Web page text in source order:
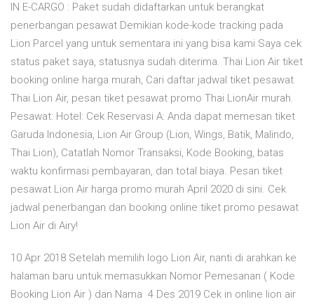
IN E-CARGO : Paket sudah didaftarkan untuk berangkat
penerbangan pesawat Demikian kode-kode tracking pada
Lion Parcel yang untuk sementara ini yang bisa kami Saya cek
status paket saya, statusnya sudah diterima. Thai Lion Air tiket
booking online harga murah, Cari daftar jadwal tiket pesawat
Thai Lion Air, pesan tiket pesawat promo Thai LionAir murah.
Pesawat: Hotel: Cek Reservasi A: Anda dapat memesan tiket
Garuda Indonesia, Lion Air Group (Lion, Wings, Batik, Malindo,
Thai Lion), Catatlah Nomor Transaksi, Kode Booking, batas
waktu konfirmasi pembayaran, dan total biaya. Pesan tiket
pesawat Lion Air harga promo murah April 2020 di sini. Cek
jadwal penerbangan dan booking online tiket promo pesawat
Lion Air di Airy!
10 Apr 2018 Setelah memilih logo Lion Air, nanti di arahkan ke
halaman baru untuk memasukkan Nomor Pemesanan ( Kode
Booking Lion Air ) dan Nama 4 Des 2019 Cek in online lion air